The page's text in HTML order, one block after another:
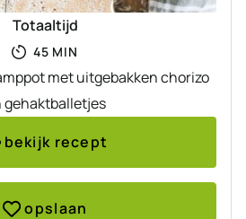
Totaaltijd
45MINUTEN
MIN
met uitgebakken chorizo
gehaktballetjes
bekijk recept
opslaan